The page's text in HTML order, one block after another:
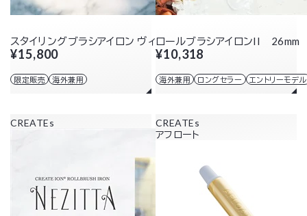
スタイリングブラシアイロン ヴィエールS
¥15,800
限定販売 海外兼用
ロールブラシアイロンII 26mm
¥10,318
海外兼用 ロングセラー エントリーモデル
CREATEs
CREATEs
アフロート